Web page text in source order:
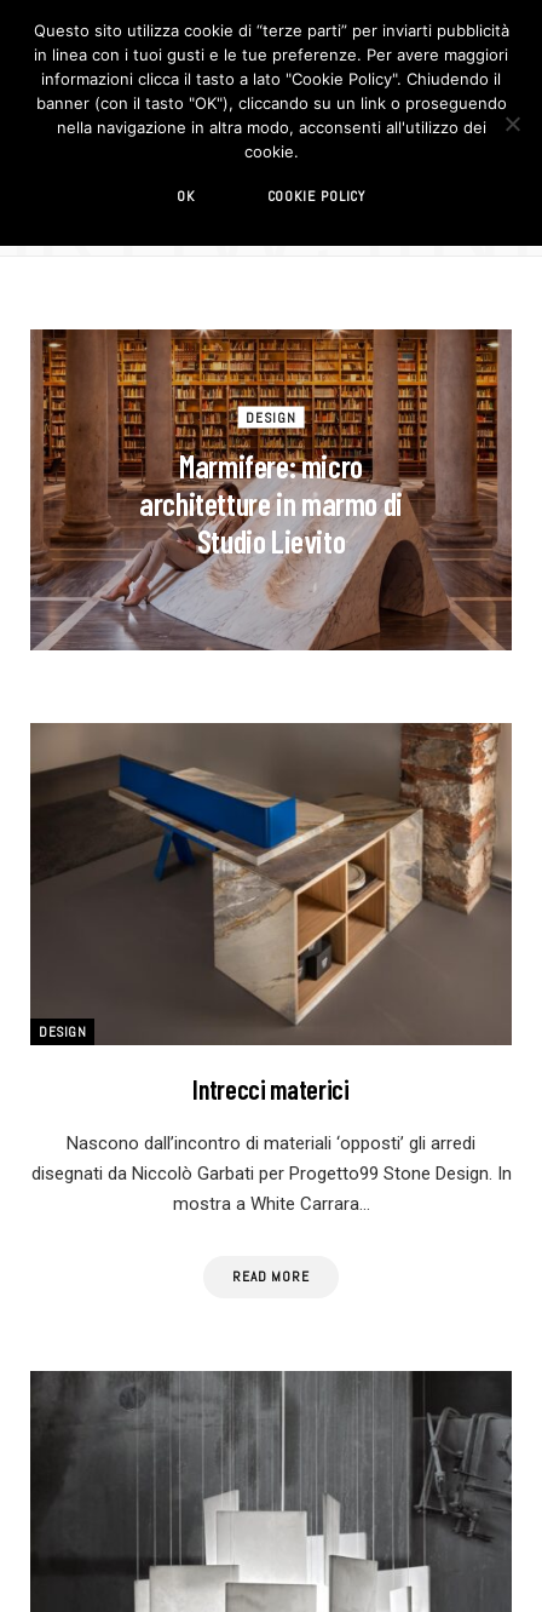
F
c
e
b
o
I
n
s
t
marmo
DESIGN
Marmifere: micro
architetture in marmo di
Studio Lievito
DESIGN
Intrecci materici
Nascono dall’incontro di materiali ‘opposti’ gli arredi
disegnati da Niccolò Garbati per Progetto99 Stone Design. In
mostra a White Carrara…
READ MORE
Questo sito utilizza cookie di “terze parti” per inviarti pubblicità
in linea con i tuoi gusti e le tue preferenze. Per avere maggiori
informazioni clicca il tasto a lato "Cookie Policy". Chiudendo il
banner (con il tasto "OK"), cliccando su un link o proseguendo
nella navigazione in altra modo, acconsenti all'utilizzo dei
cookie.
OK COOKIE POLICY